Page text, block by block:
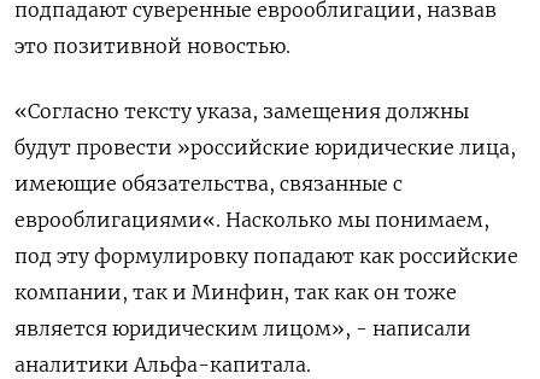
подпадают суверенные еврооблигации, назвав
это позитивной новостью.
«Согласно тексту указа, замещения должны
будут провести »российские юридические лица,
имеющие обязательства, связанные с
еврооблигациями«. Насколько мы понимаем,
под эту формулировку попадают как российские
компании, так и Минфин, так как он тоже
является юридическим лицом», - написали
аналитики Альфа-капитала.